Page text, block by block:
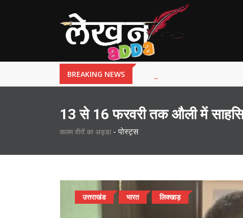
BREAKING NEWS
13 से 16 फरवरी तक औली में
कलम वीरों का अड्डा - पोस्ट्स
उत्तराखंड भारत लिक्खाड़